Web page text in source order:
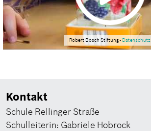
Robert Bosch Stiftung - Datenschutz
Kontakt
Schule Rellinger Straße
Schulleiterin: Gabriele Hobrock